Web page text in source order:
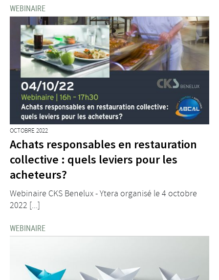
WEBINAIRE
OCTOBRE 2022
Achats responsables en restauration
collective : quels leviers pour les
acheteurs?
Webinaire CKS Benelux - Ytera organisé le 4 octobre
2022 [...]
WEBINAIRE